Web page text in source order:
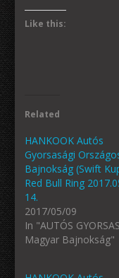
Like this:
Related
HANKOOK Autós
Gyorsasági
Bajnokság (Swift
Red Bull Ring
14.
2017/05/09
In "AUTÓS
Magyar Bajnokság"